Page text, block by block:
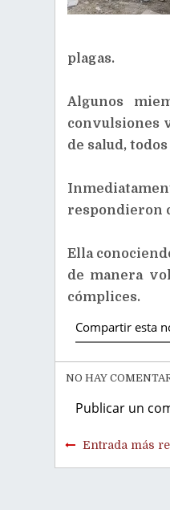
plagas.
Algunos
convulsiones
de salud,
respondieron
Ella
de manera
cómplices.
Compartir esta
NO HAY
Publicar un
Entrada más